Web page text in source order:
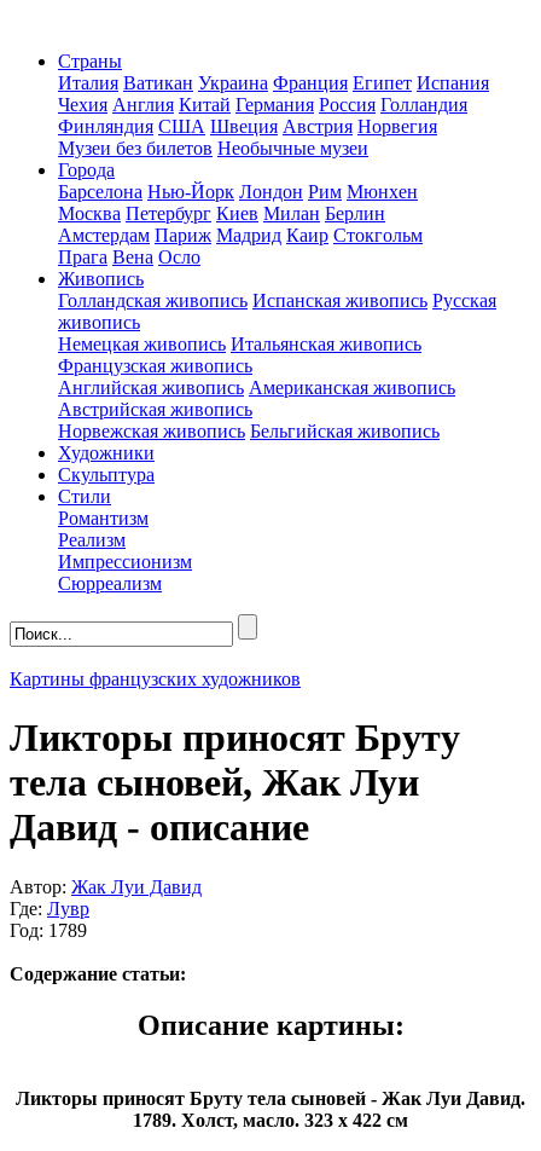
Страны
Италия Ватикан Украина Франция Египет Испания
Чехия Англия Китай Германия Россия Голландия
Финляндия США Швеция Австрия Норвегия
Музеи без билетов Необычные музеи
Города
Барселона Нью-Йорк Лондон Рим Мюнхен
Москва Петербург Киев Милан Берлин
Амстердам Париж Мадрид Каир Стокгольм
Прага Вена Осло
Живопись
Голландская живопись Испанская живопись Русская
живопись
Немецкая живопись Итальянская живопись
Французская живопись
Английская живопись Американская живопись
Австрийская живопись
Норвежская живопись Бельгийская живопись
Художники
Скульптура
Стили
Романтизм
Реализм
Импрессионизм
Сюрреализм
Картины французских художников
Ликторы приносят Бруту
тела сыновей, Жак Луи
Давид - описание
Автор: Жак Луи Давид
Где: Лувр
Год: 1789
Содержание статьи:
Описание картины:
Ликторы приносят Бруту тела сыновей - Жак Луи Давид.
1789. Холст, масло. 323 х 422 см